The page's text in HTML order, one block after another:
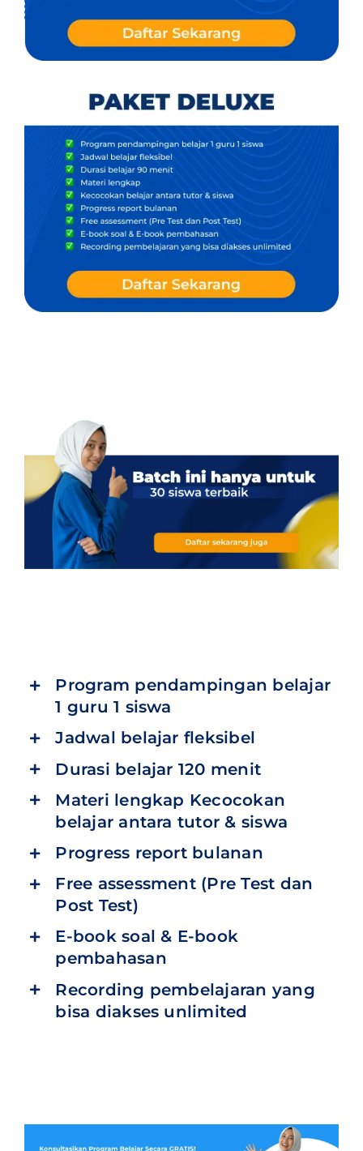
Program pendampingan belajar
1 guru 1 siswa
Jadwal belajar fleksibel
Durasi belajar 120 menit
Materi lengkap Kecocokan
belajar antara tutor & siswa
Progress report bulanan
Free assessment (Pre Test dan
Post Test)
E-book soal & E-book
pembahasan
Recording pembelajaran yang
bisa diakses unlimited